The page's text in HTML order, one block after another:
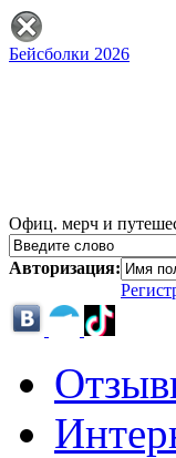
Бейсболки 2026
Офиц. мерч и
Авторизация: